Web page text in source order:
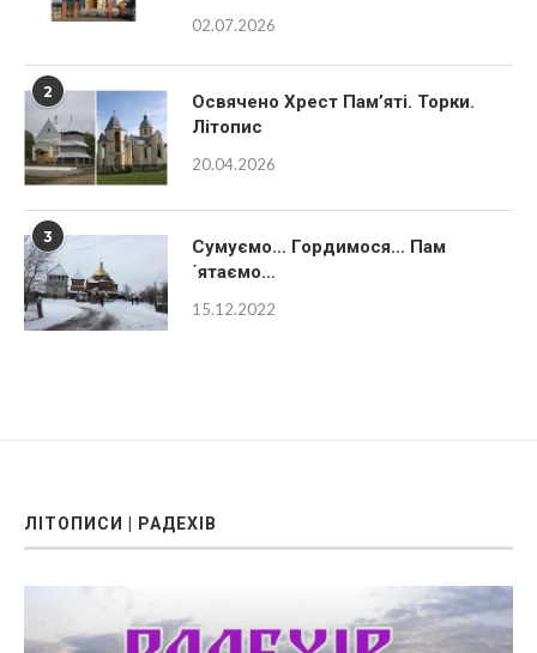
02.07.2026
2
Освячено Хрест Пам’яті. Торки.
Літопис
20.04.2026
3
Сумуємо… Гордимося… Пам
´ятаємо…
15.12.2022
ЛІТОПИСИ | РАДЕХІВ